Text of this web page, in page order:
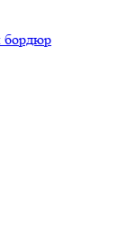
бордюр